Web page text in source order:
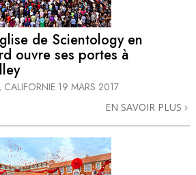
de Scientology en
ouvre ses portes à
CALIFORNIE 19 MARS 2017
EN SAVOIR PLUS